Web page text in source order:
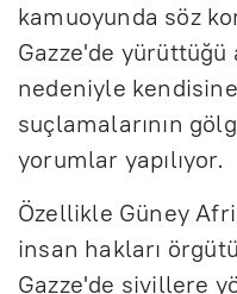
kamuoyunda söz
Gazze'de
nedeniyle
suçlamalarının
yorumlar yapılıyor.
Özellikle Güney
insan hakları
Gazze'de sivillere